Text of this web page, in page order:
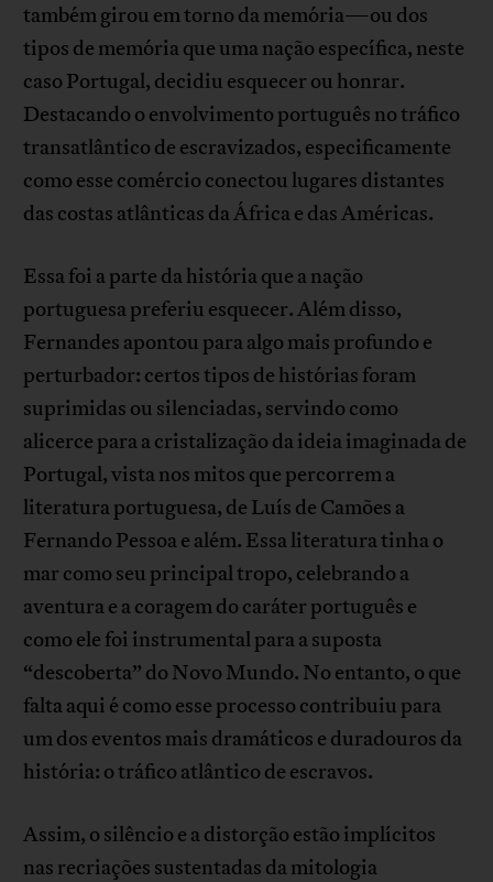
também girou em torno da memória—ou dos
tipos de memória que uma nação específica, neste
caso Portugal, decidiu esquecer ou honrar.
Destacando o envolvimento português no tráfico
transatlântico de escravizados, especificamente
como esse comércio conectou lugares distantes
das costas atlânticas da África e das Américas.
Essa foi a parte da história que a nação
portuguesa preferiu esquecer. Além disso,
Fernandes apontou para algo mais profundo e
perturbador: certos tipos de histórias foram
suprimidas ou silenciadas, servindo como
alicerce para a cristalização da ideia imaginada de
Portugal, vista nos mitos que percorrem a
literatura portuguesa, de Luís de Camões a
Fernando Pessoa e além. Essa literatura tinha o
mar como seu principal tropo, celebrando a
aventura e a coragem do caráter português e
como ele foi instrumental para a suposta
“descoberta” do Novo Mundo. No entanto, o que
falta aqui é como esse processo contribuiu para
um dos eventos mais dramáticos e duradouros da
história: o tráfico atlântico de escravos.
Assim, o silêncio e a distorção estão implícitos
nas recriações sustentadas da mitologia